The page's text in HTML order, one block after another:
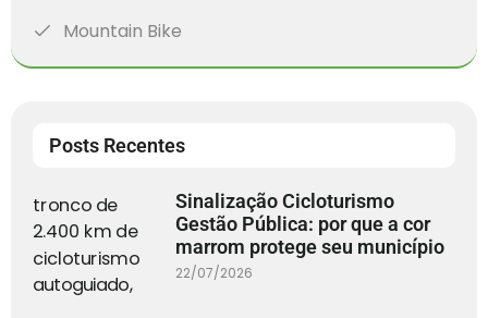
Mountain Bike
Posts Recentes
Sinalização Cicloturismo
Gestão Pública: por que a cor
marrom protege seu município
22/07/2026